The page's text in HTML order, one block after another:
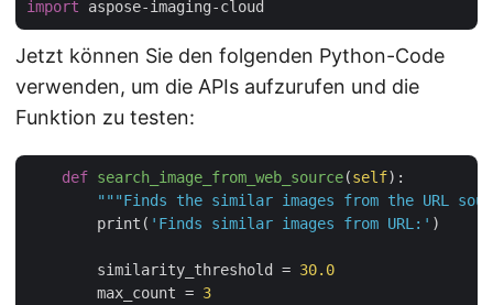
import
Jetzt können Sie den folgenden Python-Code
verwenden, um die APIs aufzurufen und die
Funktion zu testen:
def search_image_from_web_source(self):
"""Finds the similar images from the URL
        print(
'Finds similar images from URL:' )
        similarity_threshold =
30.0
        max_count =
3